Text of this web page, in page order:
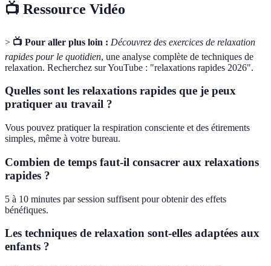
📺 Ressource Vidéo
> 📺 Pour aller plus loin : Découvrez des exercices de relaxation
rapides pour le quotidien, une analyse complète de techniques de
relaxation. Recherchez sur YouTube : "relaxations rapides 2026".
Quelles sont les relaxations rapides que je peux
pratiquer au travail ?
Vous pouvez pratiquer la respiration consciente et des étirements
simples, même à votre bureau.
Combien de temps faut-il consacrer aux relaxations
rapides ?
5 à 10 minutes par session suffisent pour obtenir des effets
bénéfiques.
Les techniques de relaxation sont-elles adaptées aux
enfants ?